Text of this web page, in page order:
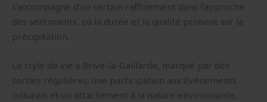
s’accompagne d’un certain raffinement dans l’approche
des sentiments, où la durée et la qualité priment sur la
précipitation.
Le style de vie à Brive-la-Gaillarde, marqué par des
sorties régulières, une participation aux événements
culturels et un attachement à la nature environnante,